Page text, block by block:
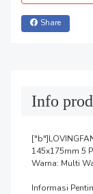
Share
Info
145x175mm 5
Warna: Multi
Informasi